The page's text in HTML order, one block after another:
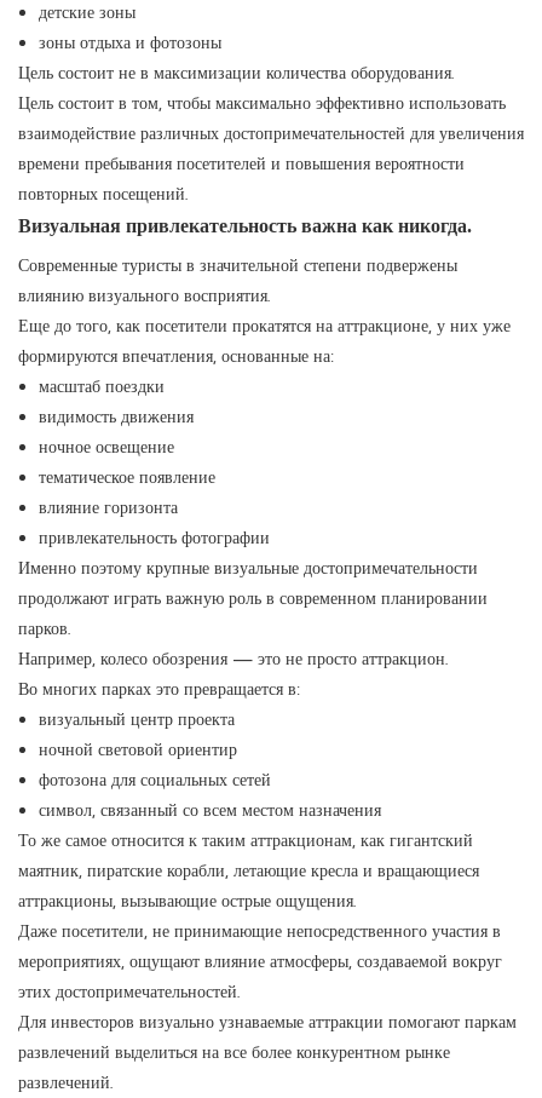
детские зоны
зоны отдыха и фотозоны
Цель состоит не в максимизации количества оборудования.
Цель состоит в том, чтобы максимально эффективно использовать
взаимодействие различных достопримечательностей для увеличения
времени пребывания посетителей и повышения вероятности
повторных посещений.
Визуальная привлекательность важна как никогда.
Современные туристы в значительной степени подвержены
влиянию визуального восприятия.
Еще до того, как посетители прокатятся на аттракционе, у них уже
формируются впечатления, основанные на:
масштаб поездки
видимость движения
ночное освещение
тематическое появление
влияние горизонта
привлекательность фотографии
Именно поэтому крупные визуальные достопримечательности
продолжают играть важную роль в современном планировании
парков.
Например, колесо обозрения — это не просто аттракцион.
Во многих парках это превращается в:
визуальный центр проекта
ночной световой ориентир
фотозона для социальных сетей
символ, связанный со всем местом назначения
То же самое относится к таким аттракционам, как гигантский
маятник, пиратские корабли, летающие кресла и вращающиеся
аттракционы, вызывающие острые ощущения.
Даже посетители, не принимающие непосредственного участия в
мероприятиях, ощущают влияние атмосферы, создаваемой вокруг
этих достопримечательностей.
Для инвесторов визуально узнаваемые аттракции помогают паркам
развлечений выделиться на все более конкурентном рынке
развлечений.